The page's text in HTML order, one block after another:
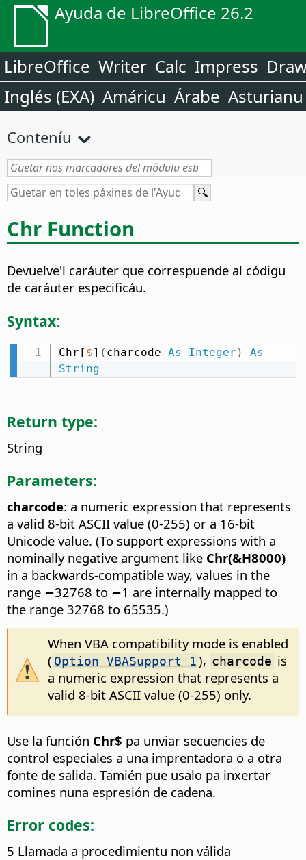
Ayuda de LibreOffice 26.2
LibreOffice Writer Calc Impress
Inglés (EXA) Amáricu Árabe Asturianu
Conteníu
Chr Function
Devuelve'l caráuter que correspuende al códigu
de caráuter especificáu.
Syntax:
Chr[ $] ( charcode As Integer )
As
String
Return type:
String
Parameters:
charcode: a numeric expression that represents
a valid 8-bit ASCII value (0-255) or a 16-bit
Unicode value. (To support expressions with a
nominally negative argument like Chr(&H8000)
in a backwards-compatible way, values in the
range −32768 to −1 are internally mapped to
the range 32768 to 65535.)
When VBA compatibility mode is enabled
( Option VBASupport 1), charcode is
a numeric expression that represents a
valid 8-bit ASCII value (0-255) only.
Use la función Chr$ pa unviar secuencies de
control especiales a una imprentadora o a otra
fonte de salida. Tamién pue usalo pa inxertar
comines nuna espresión de cadena.
Error codes:
5 Llamada a procedimientu non válida